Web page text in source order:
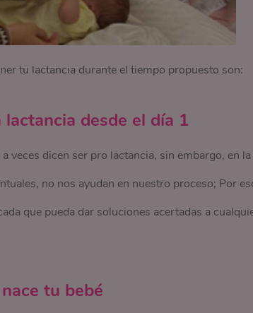
tu lactancia durante el tiempo propuesto son:
desde el día 1
veces dicen ser pro lactancia, sin embargo, en la
no nos ayudan en nuestro proceso; Por
que pueda dar soluciones acertadas a
tu bebé